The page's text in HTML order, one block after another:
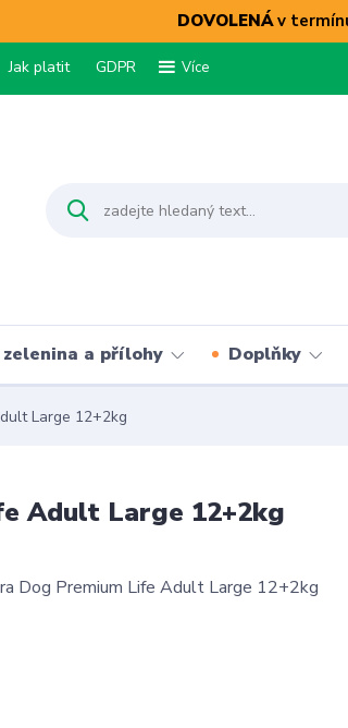
DOVOLENÁv
Jak platit GDPR Více
a přílohy Doplňky
Large 12+2kg
Adult Large 12+2kg